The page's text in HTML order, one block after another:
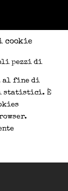
cookie
pezzi di
al fine di
statistici. È